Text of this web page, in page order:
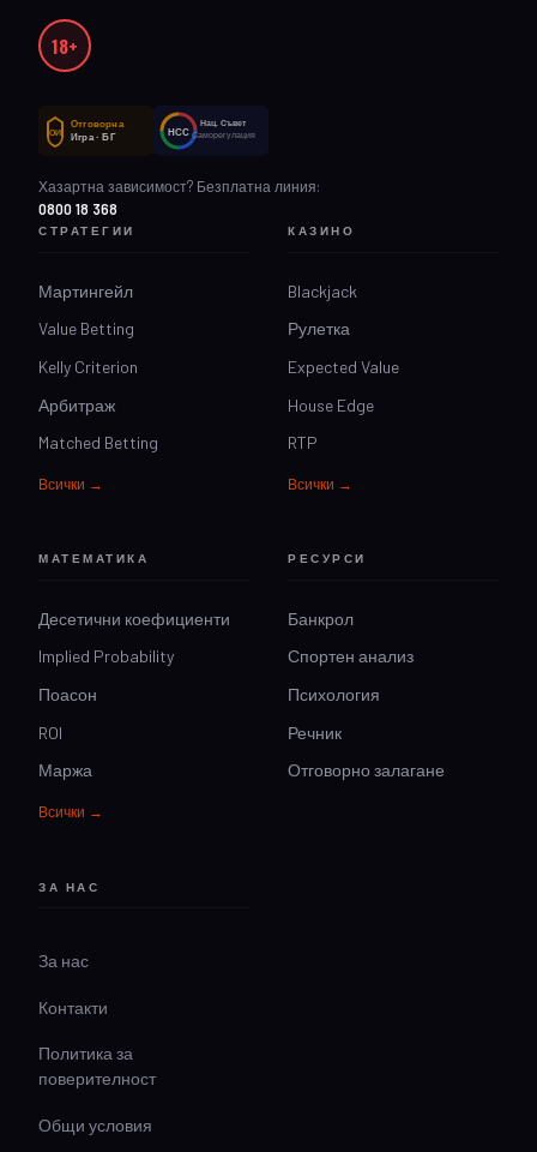
18+
ОИ
Отговорна
Игра · БГ
НСС
Нац. Съвет
Саморегулация
Хазартна зависимост? Безплатна линия:
0800 18 368
СТРАТЕГИИ
Мартингейл
Value Betting
Kelly Criterion
Арбитраж
Matched Betting
Всички →
КАЗИНО
Blackjack
Рулетка
Expected Value
House Edge
RTP
Всички →
МАТЕМАТИКА
Десетични коефициенти
Implied Probability
Поасон
ROI
Маржа
Всички →
РЕСУРСИ
Банкрол
Спортен анализ
Психология
Речник
Отговорно залагане
ЗА НАС
За нас
Контакти
Политика за
поверителност
Общи условия